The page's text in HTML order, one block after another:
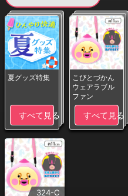
夏グッズ特集
すべて見る
こびとづかん
ウェアラブル
ファン
すべて見る
324-C